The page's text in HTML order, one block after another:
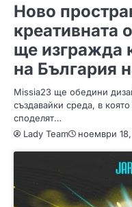
Ново
креативната
ще изгражда
на България
Missia23 ще обедини
създавайки среда, в
споделят…
Lady Team
ноември